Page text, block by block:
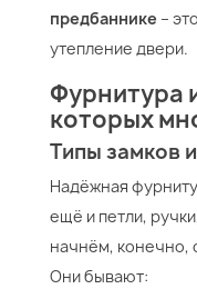
предбаннике –
утепление двери.
Фурнитура
которых
Типы замков
Надёжная
ещё и петли,
начнём, конечно,
Они бывают: